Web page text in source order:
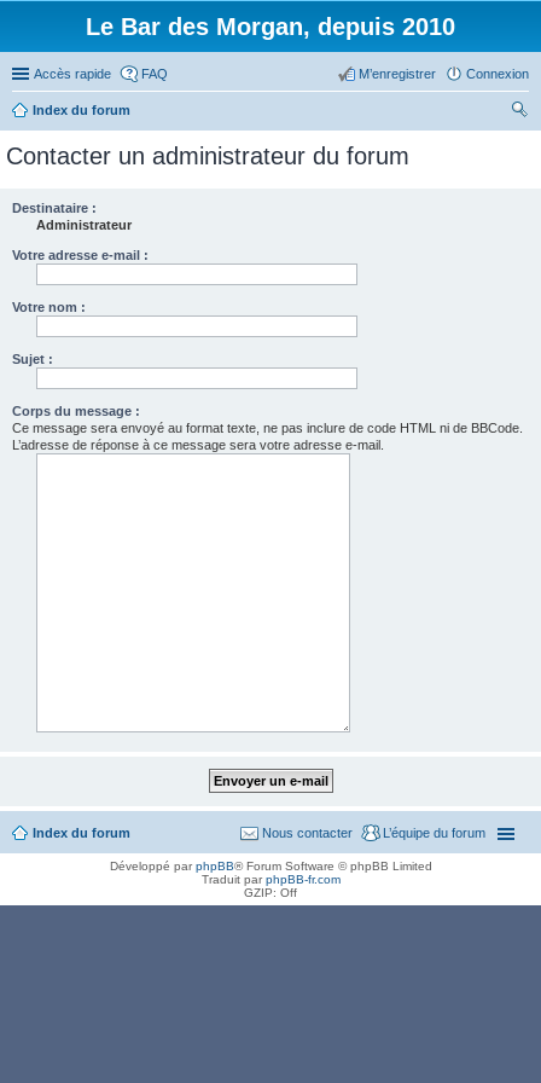
Le Bar des Morgan, depuis 2010
Accès rapide FAQ Connexion
M’enregistrer
Index du forum
Contacter un administrateur du forum
Destinataire :
Administrateur
Votre adresse e-mail :
Votre nom :
Sujet :
Corps du message :
Ce message sera envoyé au format texte, ne pas inclure de code HTML ni de BBCode.
L’adresse de réponse à ce message sera votre adresse e-mail.
Index du forum L’équipe du forum
Nous contacter
Développé parphpBB® Forum Software © phpBB Limited
Traduit parphpBB-fr.com
GZIP: Off